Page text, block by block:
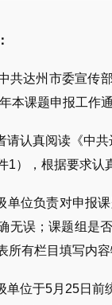
共达州市委宣传
本课题申报工作
请认真阅读《中
1），根据要求认
单位负责对申报
无误；课题组是
所有栏目填写内
单位于5月25日前